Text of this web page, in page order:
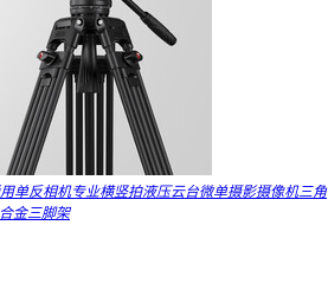
单反相机专业横竖拍液压云台微单摄影摄像机三角
金三脚架